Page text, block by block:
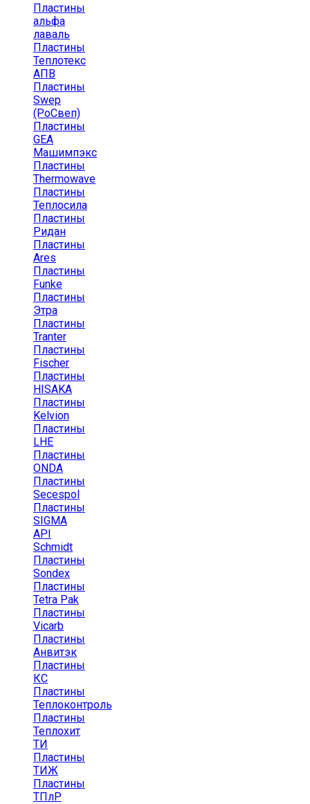
Пластины
альфа
лаваль
Пластины
Теплотекс
АПВ
Пластины
Swep
(РоСвеп)
Пластины
GEA
Машимпэкс
Пластины
Thermowave
Пластины
Теплосила
Пластины
Ридан
Пластины
Ares
Пластины
Funke
Пластины
Этра
Пластины
Tranter
Пластины
Fischer
Пластины
HISAKA
Пластины
Kelvion
Пластины
LHE
Пластины
ONDA
Пластины
Secespol
Пластины
SIGMA
API
Schmidt
Пластины
Sondex
Пластины
Tetra Pak
Пластины
Vicarb
Пластины
Анвитэк
Пластины
КС
Пластины
Теплоконтроль
Пластины
Теплохит
ТИ
Пластины
ТИЖ
Пластины
ТПлР